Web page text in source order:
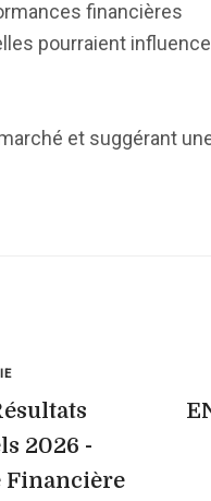
financières
pourraient
et suggérant
2026 -
Financière